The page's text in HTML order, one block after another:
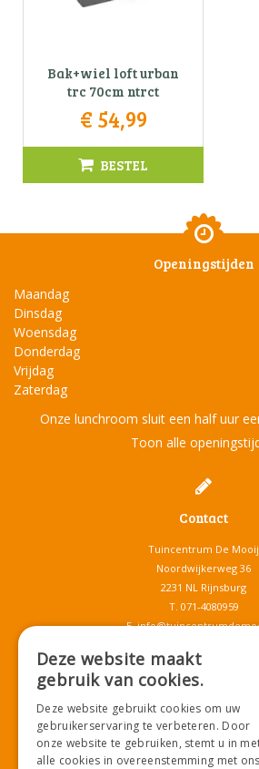
Bak+wiel loft urban
trc 70cm ntrct
€ 54,99
BESTEL
Openingstijden
Maandag
Dinsdag
Woensdag
Donderdag
Vrijdag
Zaterdag
Onze lunchroom sluit een half uur
Toon alle
Contact
Tuincentrum De Mooij
Noordwijkerweg 36
2231 NL Rijnsburg
T. 071-4080959
E.
Download onze
Deze website maakt
gebruik van cookies.
Deze website gebruikt cookies om uw
gebruikerservaring te verbeteren. Door
onze website te gebruiken, stemt u in
alle cookies in overeenstemming met ons